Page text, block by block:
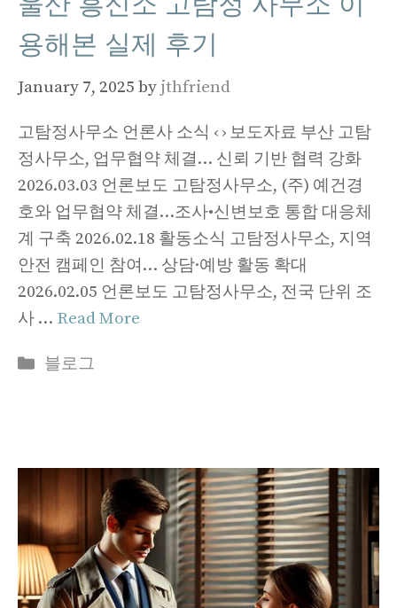
용해본 실제 후기
January 7, 2025 by jthfriend
고탐정사무소 언론사 소식 ‹ › 보도자료 부산 고탐
정사무소, 업무협약 체결… 신뢰 기반 협력 강화
2026.03.03 언론보도 고탐정사무소, (주) 예건경
호와 업무협약 체결…조사•신변보호 통합 대응체
계 구축 2026.02.18 활동소식 고탐정사무소, 지역
안전 캠페인 참여… 상담·예방 활동 확대
2026.02.05 언론보도 고탐정사무소, 전국 단위 조
사 … Read More
Categories
블로그